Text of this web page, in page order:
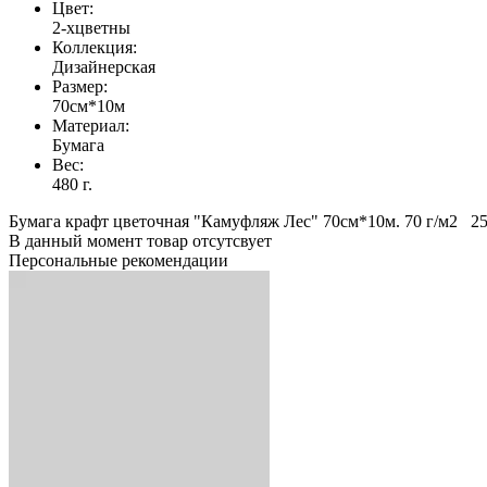
Цвет:
2-хцветны
Коллекция:
Дизайнерская
Размер:
70см*10м
Материал:
Бумага
Вес:
480 г.
Бумага крафт цветочная "Камуфляж Лес" 70см*10м. 70 г/м2
В данный момент товар отсутсвует
Персональные рекомендации